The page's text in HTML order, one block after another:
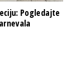
Pogledajte